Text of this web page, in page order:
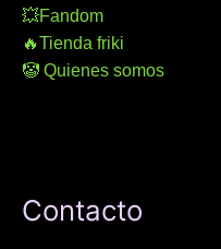
💥Fandom
🔥Tienda friki
🤡 Quienes somos
Contacto